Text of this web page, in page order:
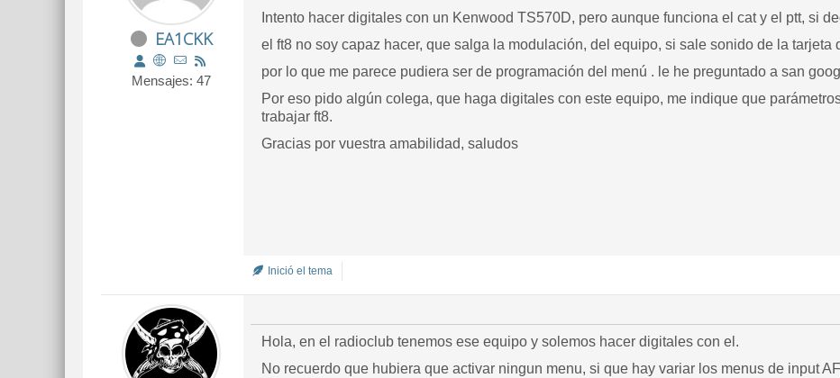
EA1CKK
Mensajes: 47
Intento hacer digitales con un Kenwood TS570D, pero aunque funciona el cat y el ptt, si
el ft8 no soy capaz hacer, que salga la modulación, del equipo, si sale sonido de la tarjeta
por lo que me parece pudiera ser de programación del menú . le he preguntado a san
Por eso pido algún colega, que haga digitales con este equipo, me indique que
trabajar ft8.
Gracias por vuestra amabilidad, saludos
Inició el tema
Hola, en el radioclub tenemos ese equipo y solemos hacer digitales con el.
No recuerdo que hubiera que activar ningun menu, si que hay variar los menus de input